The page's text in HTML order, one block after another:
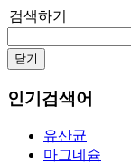
검색하기
닫기
인기검색어
유산균
마그네슘